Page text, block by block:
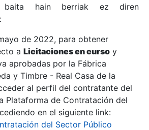
baita hain berriak ez diren
de 2022, para obtener
a Licitaciones en curso y
aprobadas por la Fábrica
y Timbre - Real Casa de la
al perfil del contratante del
Plataforma de Contratación del
en el siguiente link:
del Sector Público